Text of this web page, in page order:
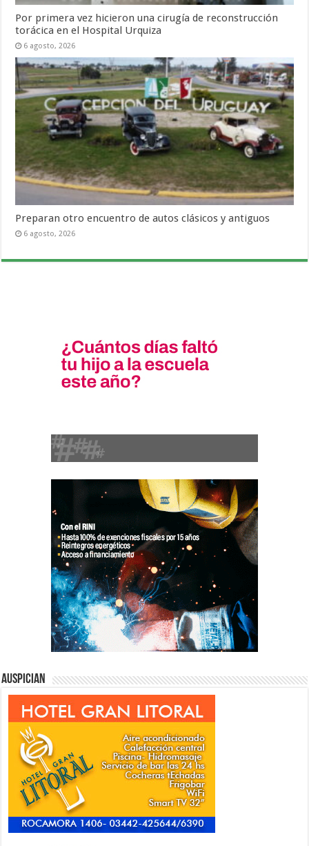
Por primera vez hicieron una cirugía de reconstrucción
torácica en el Hospital Urquiza
6 agosto, 2026
Preparan otro encuentro de autos clásicos y antiguos
6 agosto, 2026
Auspician